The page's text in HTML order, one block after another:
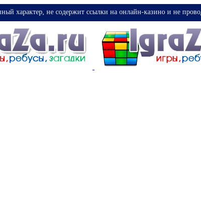
характер, не содержит ссылки на онлайн-казино и не